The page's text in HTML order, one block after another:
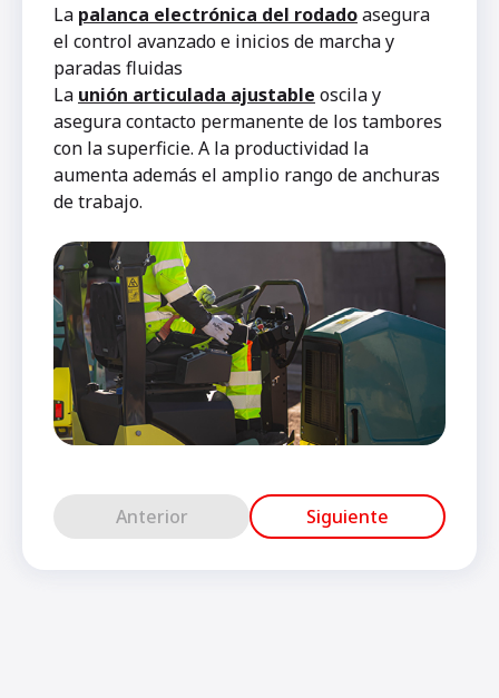
La palanca electrónica del rodadoasegura
el control avanzado e inicios de marcha y
paradas fluidas
La unión articulada ajustable oscila y
asegura contacto permanente de los tambores
con la superficie. A la productividad la
aumenta además el amplio rango de anchuras
de trabajo.
Anterior Siguiente